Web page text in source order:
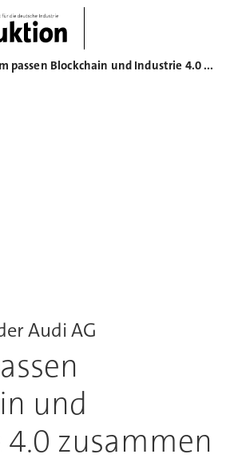
Darum passen Blockchain und Industrie 4.0 zusammen
Audi AG
und
zusammen